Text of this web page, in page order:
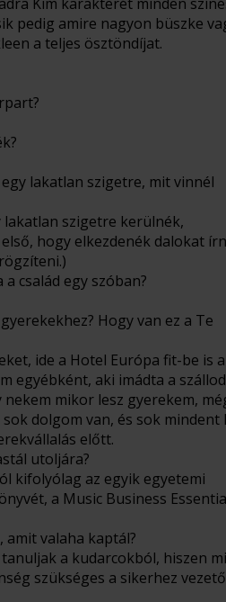
pedig amire nagyon büszke
a teljes ösztöndíjat.
lakatlan szigetre, mit vinnél
szigetre kerülnék,
hogy elkezdenék dalokat
család egy szóban?
Hogy van ez a Te
ide a Hotel Európa fit-be is
egyébként, aki imádta a
mikor lesz gyerekem,
dolgom van, és sok mindent
előtt.
utoljára?
kifolyólag az egyik egyetemi
a Music Business
amit valaha kaptál?
a kudarcokból, hiszen
szükséges a sikerhez vezető